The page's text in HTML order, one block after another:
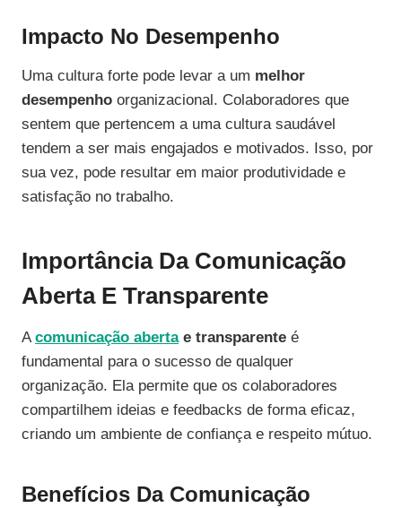
Impacto No Desempenho
Uma cultura forte pode levar a um melhor
desempenho organizacional. Colaboradores que
sentem que pertencem a uma cultura saudável
tendem a ser mais engajados e motivados. Isso, por
sua vez, pode resultar em maior produtividade e
satisfação no trabalho.
Importância Da Comunicação
Aberta E Transparente
Acomunicação abertae transparente é
fundamental para o sucesso de qualquer
organização. Ela permite que os colaboradores
compartilhem ideias e feedbacks de forma eficaz,
criando um ambiente de confiança e respeito mútuo.
Benefícios Da Comunicação